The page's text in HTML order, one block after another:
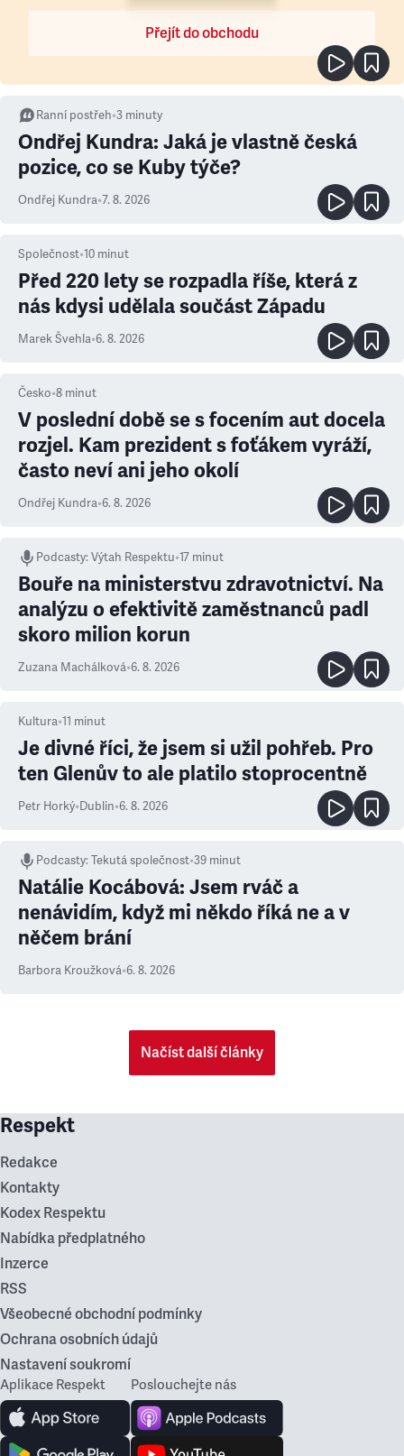
Přejít do obchodu
Ranní postřeh•3 minuty
Ondřej Kundra: Jaká je vlastně česká
pozice, co se Kuby týče?
Ondřej Kundra•7. 8. 2026
Společnost•10 minut
Před 220 lety se rozpadla říše, která z
nás kdysi udělala součást Západu
Marek Švehla•6. 8. 2026
Česko•8 minut
V poslední době se s focením aut docela
rozjel. Kam prezident s foťákem vyráží,
často neví ani jeho okolí
Ondřej Kundra•6. 8. 2026
Podcasty:Výtah Respektu•17 minut
Bouře na ministerstvu zdravotnictví. Na
analýzu o efektivitě zaměstnanců padl
skoro milion korun
Zuzana Machálková•6. 8. 2026
Kultura•11 minut
Je divné říci, že jsem si užil pohřeb. Pro
ten Glenův to ale platilo stoprocentně
Petr Horký•Dublin•6. 8. 2026
Podcasty:Tekutá společnost•39 minut
Natálie Kocábová: Jsem rváč a
nenávidím, když mi někdo říká ne a v
něčem brání
Barbora Kroužková•6. 8. 2026
Načíst další články
Respekt
Redakce
Kontakty
Kodex Respektu
Nabídka předplatného
Inzerce
RSS
Všeobecné obchodní podmínky
Ochrana osobních údajů
Nastavení soukromí
Aplikace Respekt Poslouchejte nás